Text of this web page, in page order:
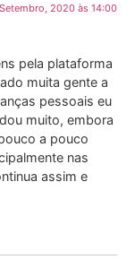
2020 às 14:00
pela plataforma
muita gente a
pessoais eu
muito, embora
a pouco
nas
assim e